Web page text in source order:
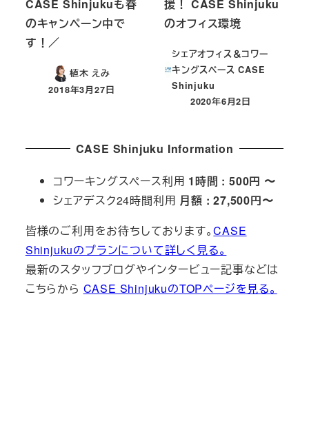
CASE Shinjukuも春
のキャンペーン中で
す！／
植木 えみ
投稿日
2018年3月27日
援！ CASE Shinjuku
のオフィス環境
シェアオフィス＆コワー
キングスペース CASE
Shinjuku
投稿日
2020年6月2日
CASE Shinjuku Information
コワーキングスペース利用 1時間 : 500円 〜
シェアデスク24時間利用 月額 : 27,500円〜
皆様のご利用をお待ちしております。CASE
Shinjukuのプランについて詳しく見る。
最新のスタッフブログやインタービュー記事などは
こちらから CASE ShinjukuのTOPページを見る。